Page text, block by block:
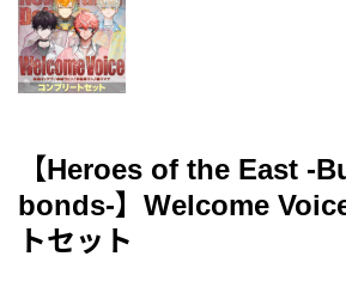
【Heroes of the East -
bonds-】Welcome
トセット